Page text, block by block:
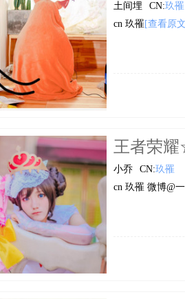
土间埋 CN:玖罹
cn 玖罹 [查看原
王者荣
小乔 CN:玖罹
cn 玖罹 微博@